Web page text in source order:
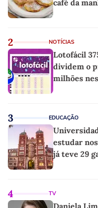
café da
2 NOTÍCIAS
Lotofácil
dividem o
milhões
3 EDUCAÇÃO
estudar
já teve 29
4 TV
Daniela